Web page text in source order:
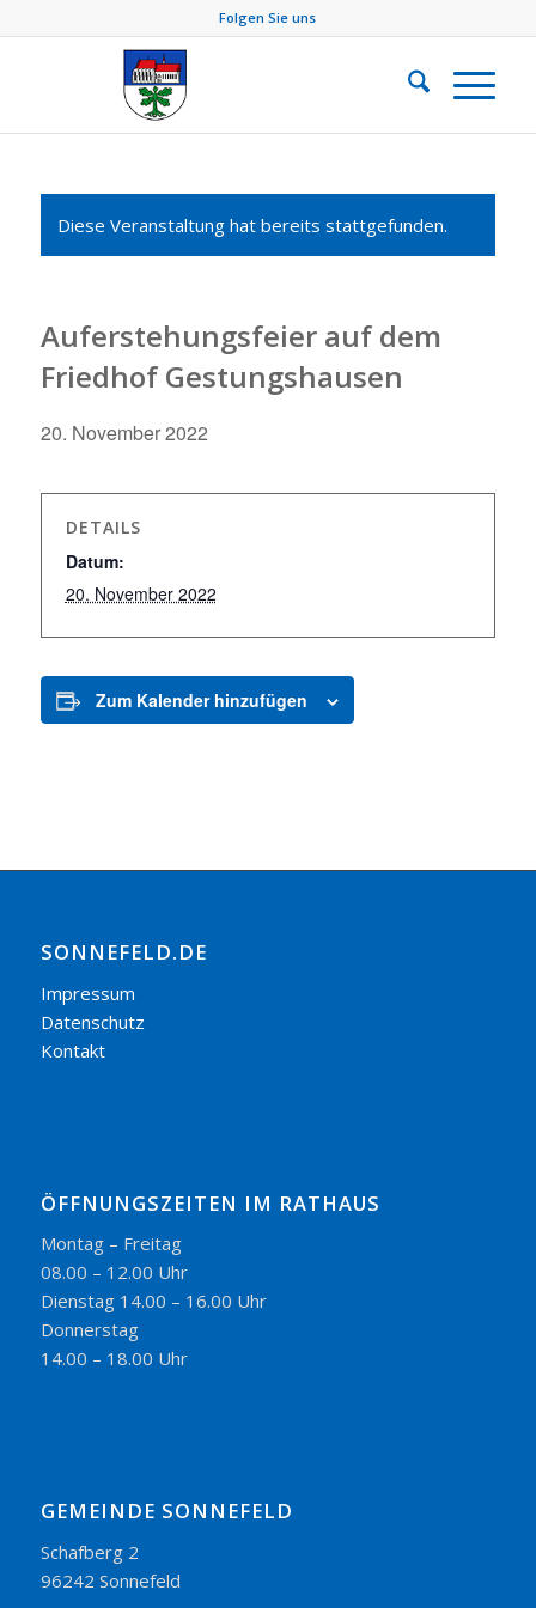
Folgen Sie uns
Diese Veranstaltung hat bereits stattgefunden.
Auferstehungsfeier auf dem
Friedhof Gestungshausen
20. November 2022
DETAILS
Datum:
20. November 2022
Zum Kalender hinzufügen
SONNEFELD.DE
Impressum
Datenschutz
Kontakt
ÖFFNUNGSZEITEN IM RATHAUS
Montag – Freitag
08.00 – 12.00 Uhr
Dienstag 14.00 – 16.00 Uhr
Donnerstag
14.00 – 18.00 Uhr
GEMEINDE SONNEFELD
Schafberg 2
96242 Sonnefeld